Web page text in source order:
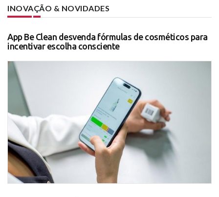
INOVAÇÃO & NOVIDADES
App Be Clean desvenda fórmulas de cosméticos para
incentivar escolha consciente